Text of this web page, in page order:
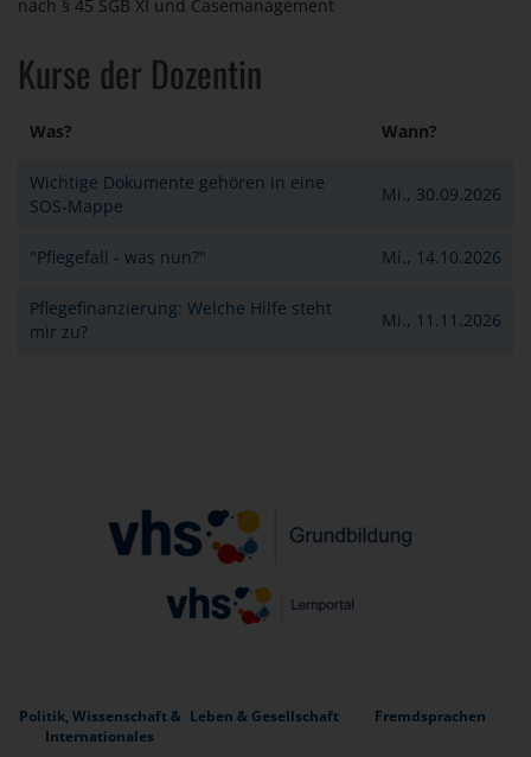
nach § 45 SGB XI und Casemanagement
Kurse der Dozentin
Was? Wann?
Wichtige Dokumente gehören in eine
SOS-Mappe
Mi., 30.09.2026
"Pflegefall - was nun?" Mi., 14.10.2026
Pflegefinanzierung: Welche Hilfe steht
mir zu?
Mi., 11.11.2026
Politik, Wissenschaft &
Internationales
Leben & Gesellschaft Fremdsprachen